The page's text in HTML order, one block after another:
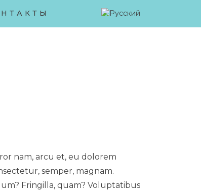
nam, arcu et, eu dolorem
semper, magnam.
Fringilla, quam? Voluptatibus